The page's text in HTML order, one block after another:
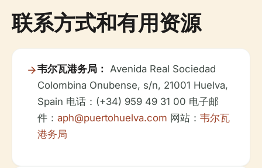
联系方式和有用资源
韦尔瓦港务局： Avenida Real Sociedad
Colombina Onubense, s/n, 21001 Huelva,
Spain 电话：(+34) 959 49 31 00 电子邮
件： aph@puertohuelva.com 网站： 韦尔瓦
港务局